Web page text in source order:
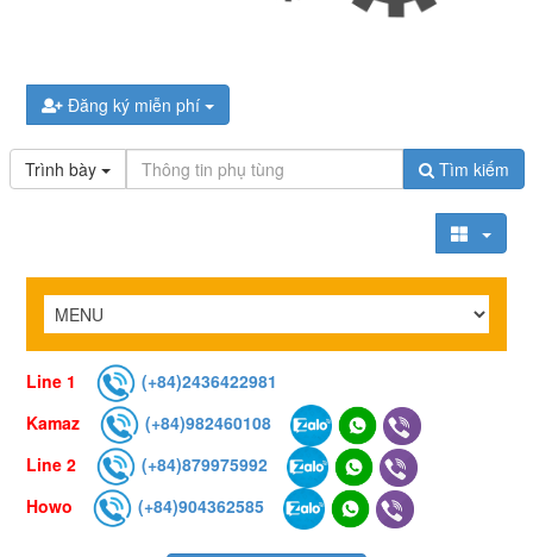
Đăng ký miễn phí
Trình bày Tìm kiếm
Line 1
(+84)2436422981
Kamaz
(+84)982460108
Line 2
(+84)879975992
Howo
(+84)904362585